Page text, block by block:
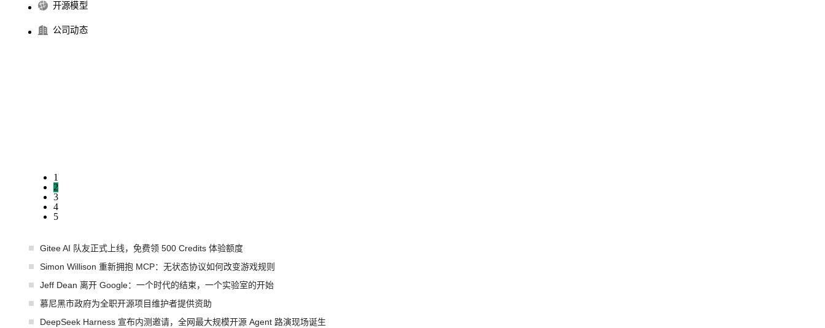
开源模型
公司动态
1
2
3
4
5
Gitee AI 队友正式上线，免费领 500 Credits 体验额度
Simon Willison 重新拥抱 MCP：无状态协议如何改变游戏规则
Jeff Dean 离开 Google：一个时代的结束，一个实验室的开始
慕尼黑市政府为全职开源项目维护者提供资助
DeepSeek Harness 宣布内测邀请，全网最大规模开源 Agent 路演现场诞生